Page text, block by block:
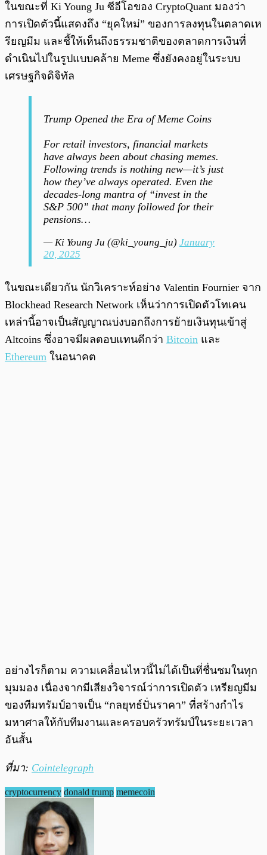
ในขณะที่ Ki Young Ju ซีอีโอของ CryptoQuant มองว่า
การเปิดตัวนี้แสดงถึง “ยุคใหม่” ของการลงทุนในตลาดเห
รียญมีม และชี้ให้เห็นถึงธรรมชาติของตลาดการเงินที่
ดำเนินไปในรูปแบบคล้าย Meme ซึ่งยังคงอยู่ในระบบ
เศรษฐกิจดิจิทัล
Trump Opened the Era of Meme Coins
For retail investors, financial markets
have always been about chasing memes.
Following trends is nothing new—it’s just
how they’ve always operated. Even the
decades-long mantra of “invest in the
S&P 500” that many followed for their
pensions…
— Ki Young Ju (@ki_young_ju) January
20, 2025
ในขณะเดียวกัน นักวิเคราะห์อย่าง Valentin Fournier จาก
Blockhead Research Network เห็นว่าการเปิดตัวโทเคน
เหล่านี้อาจเป็นสัญญาณบ่งบอกถึงการย้ายเงินทุนเข้าสู่
Altcoins ซึ่งอาจมีผลตอบแทนดีกว่า Bitcoin และ
Ethereum ในอนาคต
อย่างไรก็ตาม ความเคลื่อนไหวนี้ไม่ได้เป็นที่ชื่นชมในทุก
มุมมอง เนื่องจากมีเสียงวิจารณ์ว่าการเปิดตัว เหรียญมีม
ของทีมทรัมป์อาจเป็น “กลยุทธ์ปั่นราคา” ที่สร้างกำไร
มหาศาลให้กับทีมงานและครอบครัวทรัมป์ในระยะเวลา
อันสั้น
ที่มา: Cointelegraph
cryptocurrency donald trump memecoin